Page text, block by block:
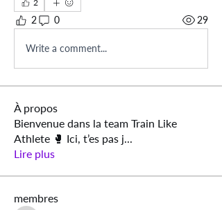
2
2 0 29
Write a comment...
À propos
Bienvenue dans la team Train Like
Athlete 🥊 Ici, t’es pas j...
Lire plus
membres